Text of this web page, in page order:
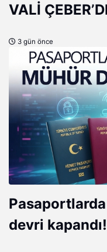
VALİ
3 gün önce
devri kapandı!